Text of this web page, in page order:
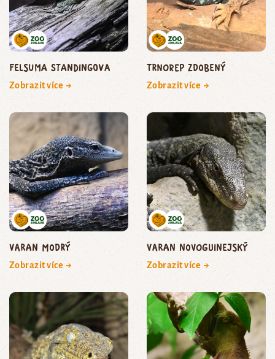
felsuma Standingova
Zobrazit více →
trnorep zdobený
Zobrazit více →
varan modrý
Zobrazit více →
varan novoguinejský
Zobrazit více →